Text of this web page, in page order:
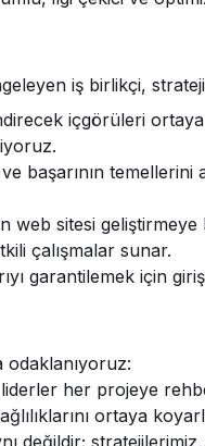
iş birlikçi,
içgörüleri
başarının temellerini
web sitesi
çalışmalar sunar.
garantilemek için
her projeye
ortaya
değildir;